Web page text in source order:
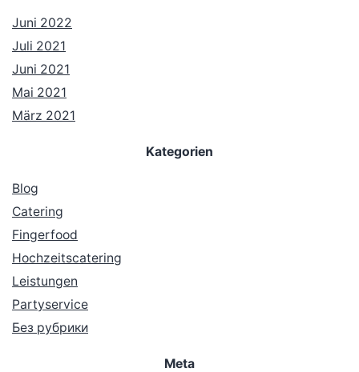
Juni 2022
Juli 2021
Juni 2021
Mai 2021
März 2021
Kategorien
Blog
Catering
Fingerfood
Hochzeitscatering
Leistungen
Partyservice
Без рубрики
Meta